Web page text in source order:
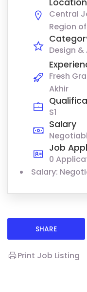
Central
Region
Design &
Fresh
Akhir
S1
Salary
Job
0
Salary:
SHARE
Print Job Listing